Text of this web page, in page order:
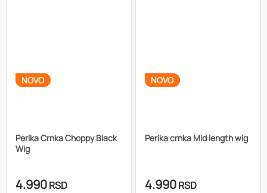
NOVO
Perika Crnka Choppy Black
Wig
4.990RSD
NOVO
Perika crnka Mid length wig
4.990RSD